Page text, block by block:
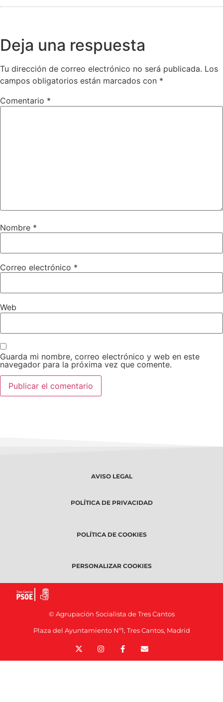
Deja una respuesta
Tu dirección de correo electrónico no será publicada. Los
campos obligatorios están marcados con *
Comentario *
Nombre *
Correo electrónico *
Web
Guarda mi nombre, correo electrónico y web en este
navegador para la próxima vez que comente.
AVISO LEGAL
POLÍTICA DE PRIVACIDAD
POLÍTICA DE COOKIES
PERSONALIZAR COOKIES
© Agrupación Socialista de Tres Cantos
Plaza del Ayuntamiento Nº1, Tres Cantos, Madrid